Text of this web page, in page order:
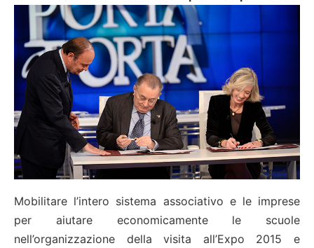
Mobilitare l’intero sistema associativo e le imprese
per aiutare economicamente le scuole
nell’organizzazione della visita all’Expo 2015 e